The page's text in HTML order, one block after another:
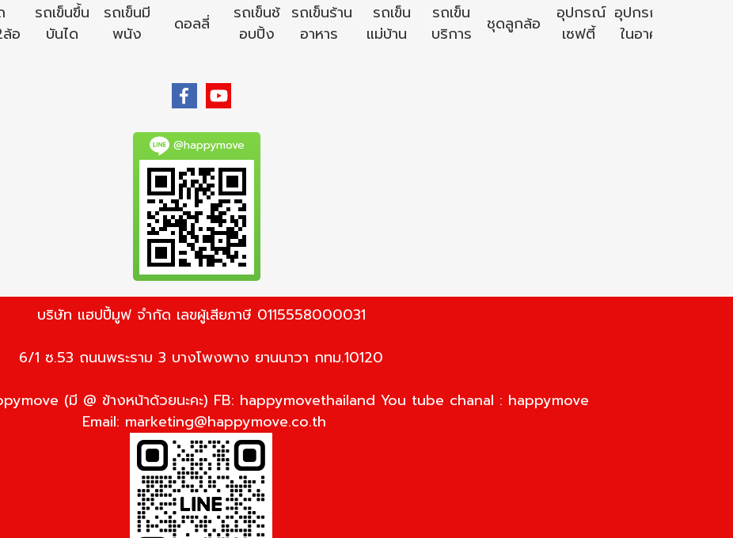
ล้อ
รถเข็นขึ้น
บันได
รถเข็นมี
พนัง
ดอลลี่
รถเข็นช้
อบปิ้ง
รถเข็นร้าน
อาหาร
รถเข็น
แม่บ้าน
รถเข็น
บริการ
ชุดลูกล้อ
อุปกรณ์
เซฟตี้
อุปกรณ์ใช้
ในอาคาร
@happymove
บริษัท แฮปปี้มูฟ จำกัด เลขผู้เสียภาษี 0115558000031
6/1 ซ.53 ถนนพระราม 3 บางโพงพาง ยานนาวา กทม.10120
(มี @ ข้างหน้าด้วยนะคะ) FB: happymovethailand You tube chanal : happymove
Email: marketing@happymove.co.th